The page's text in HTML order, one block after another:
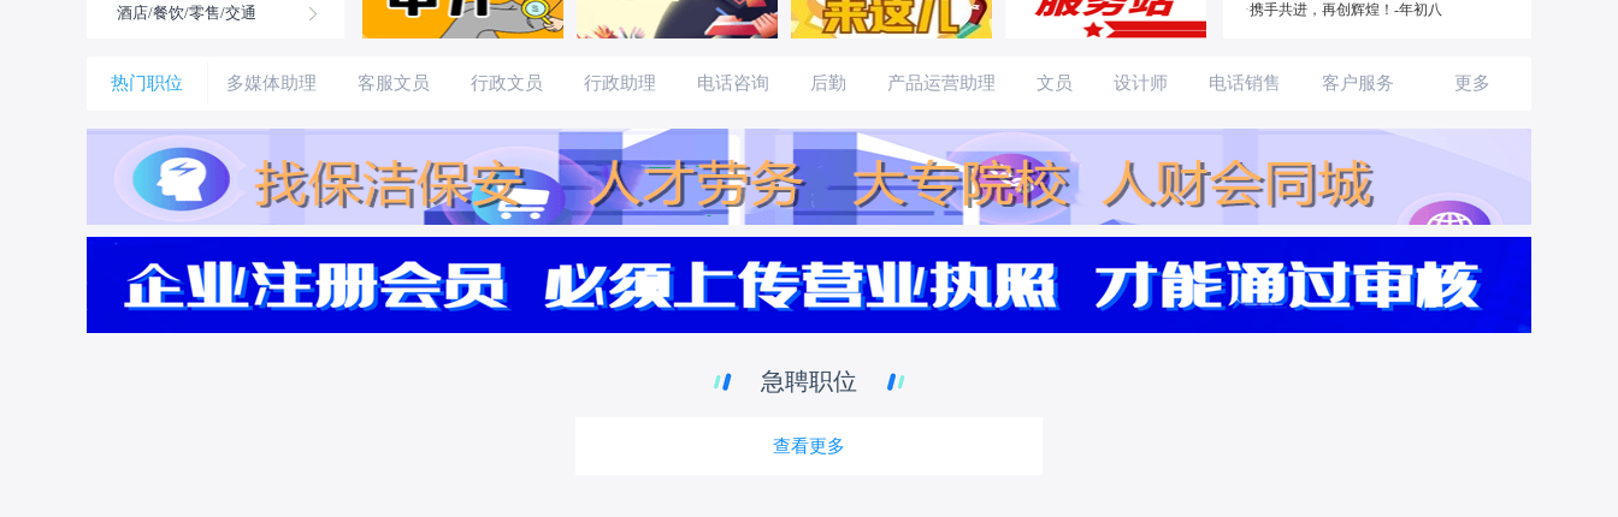
酒店/餐饮/零售/交通
申请职位 面试邀请 谁看了我
·携手共进，再创辉煌！-年初八
热门职位 多媒体助理 客服文员 行政文员 行政助理 电话咨询 后勤 产品运营助理 文员 设计师 电话销售 客户服务
美工助理 人事行政 旅游度假预定 行政经理助理 法务助理 IT软件助理 助理 贸易助理 内勤服务
更多
急聘职位
查看更多